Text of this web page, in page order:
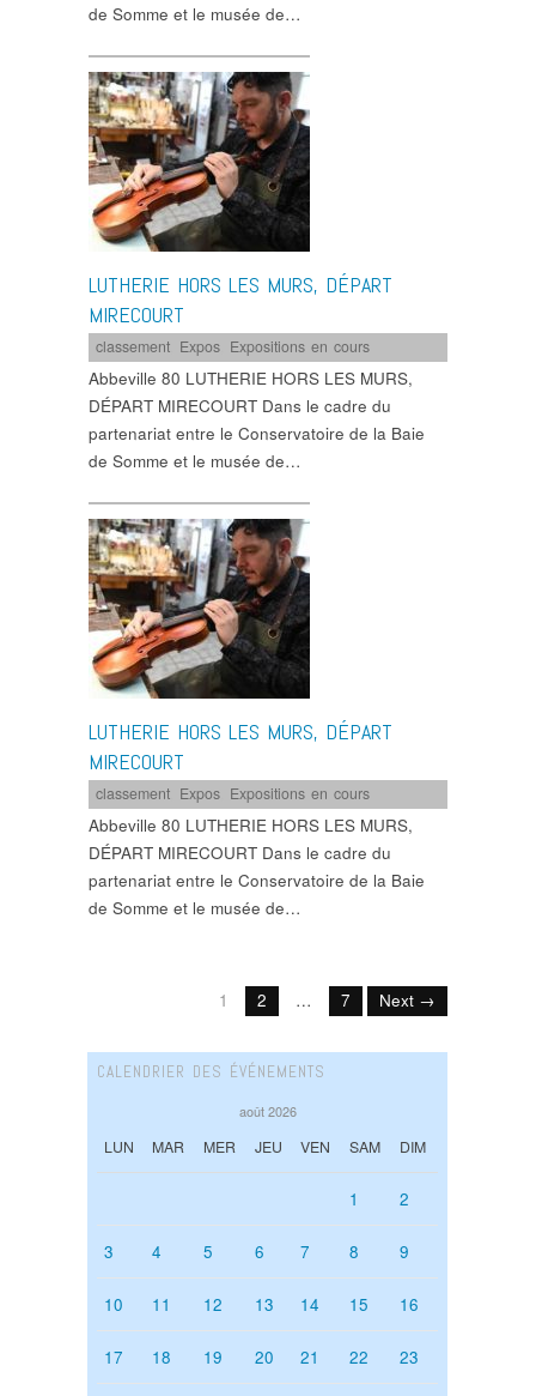
de Somme et le musée de…
LUTHERIE HORS LES MURS, DÉPART
MIRECOURT
classement Expos Expositions en cours
Abbeville 80 LUTHERIE HORS LES MURS,
DÉPART MIRECOURT Dans le cadre du
partenariat entre le Conservatoire de la Baie
de Somme et le musée de…
LUTHERIE HORS LES MURS, DÉPART
MIRECOURT
classement Expos Expositions en cours
Abbeville 80 LUTHERIE HORS LES MURS,
DÉPART MIRECOURT Dans le cadre du
partenariat entre le Conservatoire de la Baie
de Somme et le musée de…
1 2 … 7 Next →
CALENDRIER DES ÉVÉNEMENTS
août 2026
LUN MAR MER JEU VEN SAM DIM
1 2
3 4 5 6 7 8 9
10 11 12 13 14 15 16
17 18 19 20 21 22 23